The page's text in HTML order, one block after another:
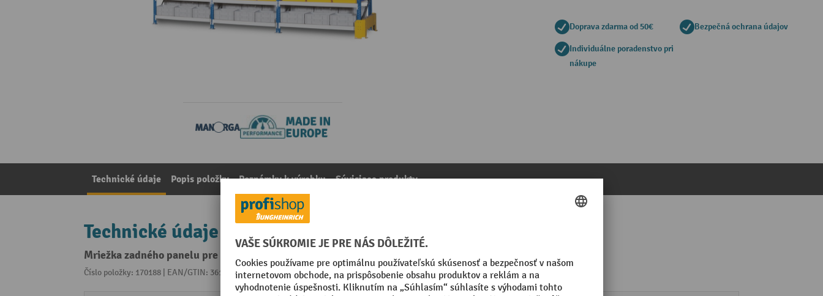
Doprava zdarma od 50€ Bezpečná ochrana údajov
Individuálne poradenstvo pri
nákupe
Technické údaje Popis položky Poznámky k výrobku Súvisiace produkty
Technické údaje
Mriežka zadného panelu pre široký rozpätie XXL a paletový stojan, základné pole, VxŠ 2 000 x 3 800 mm
Číslo položky: 170188 | EAN/GTIN: 3612971159143Z kategórie:Príslušenstvo k širokým regálom s tažkou zátažou